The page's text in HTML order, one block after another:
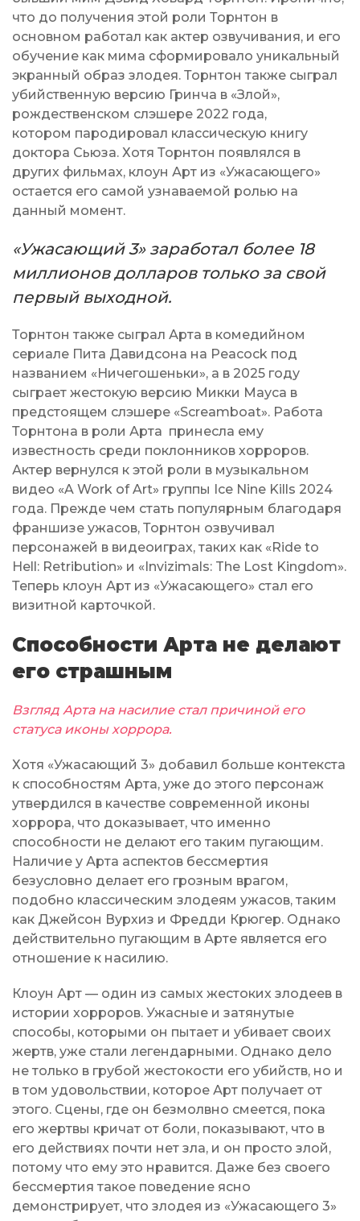
что до получения этой роли Торнтон в
основном работал как актер озвучивания, и его
обучение как мима сформировало уникальный
экранный образ злодея. Торнтон также сыграл
убийственную версию Гринча в «Злой»,
рождественском слэшере 2022 года,
котором пародировал классическую книгу
доктора Сьюза. Хотя Торнтон появлялся в
других фильмах, клоун Арт из «Ужасающего»
остается его самой узнаваемой ролью на
данный момент.
«Ужасающий 3» заработал более 18
миллионов долларов только за свой
первый выходной.
Торнтон также сыграл Арта в комедийном
сериале Пита Давидсона на Peacock под
названием «Ничегошеньки», а в 2025 году
сыграет жестокую версию Микки Мауса в
предстоящем слэшере «Screamboat». Работа
Торнтона в роли Арта принесла ему
известность среди поклонников хорроров.
Актер вернулся к этой роли в музыкальном
видео «A Work of Art» группы Ice Nine Kills 2024
года. Прежде чем стать популярным благодаря
франшизе ужасов, Торнтон озвучивал
персонажей в видеоиграх, таких как «Ride to
Hell: Retribution» и «Invizimals: The Lost Kingdom».
Теперь клоун Арт из «Ужасающего» стал его
визитной карточкой.
Способности Арта не делают
его страшным
Взгляд Арта на насилие стал причиной его
статуса иконы хоррора.
Хотя «Ужасающий 3» добавил больше контекста
к способностям Арта, уже до этого персонаж
утвердился в качестве современной иконы
хоррора, что доказывает, что именно
способности не делают его таким пугающим.
Наличие у Арта аспектов бессмертия
безусловно делает его грозным врагом,
подобно классическим злодеям ужасов, таким
как Джейсон Вурхиз и Фредди Крюгер. Однако
действительно пугающим в Арте является его
отношение к насилию.
Клоун Арт — один из самых жестоких злодеев в
истории хорроров. Ужасные и затянутые
способы, которыми он пытает и убивает своих
жертв, уже стали легендарными. Однако дело
не только в грубой жестокости его убийств, но и
в том удовольствии, которое Арт получает от
этого. Сцены, где он безмолвно смеется, пока
его жертвы кричат от боли, показывают, что в
его действиях почти нет зла, и он просто злой,
потому что ему это нравится. Даже без своего
бессмертия такое поведение ясно
демонстрирует, что злодея из «Ужасающего 3»